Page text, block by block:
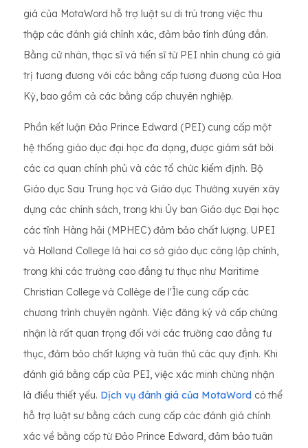
giá của MotaWord hỗ trợ luật sư di trú trong việc thu
thập các đánh giá chính xác, đảm bảo tính đúng đắn.
Bằng cử nhân, thạc sĩ và tiến sĩ từ PEI nhìn chung có giá
trị tương đương với các bằng cấp tương đương của Hoa
Kỳ, bao gồm cả các bằng cấp chuyên nghiệp.
Phần kết luận Đảo Prince Edward (PEI) cung cấp một
hệ thống giáo dục đại học đa dạng, được giám sát bởi
các cơ quan chính phủ và các tổ chức kiểm định. Bộ
Giáo dục Sau Trung học và Giáo dục Thường xuyên xây
dựng các chính sách, trong khi Ủy ban Giáo dục Đại học
các tỉnh Hàng hải (MPHEC) đảm bảo chất lượng. UPEI
và Holland College là hai cơ sở giáo dục công lập chính,
trong khi các trường cao đẳng tư thục như Maritime
Christian College và Collège de l'Île cung cấp các
chương trình chuyên ngành. Việc đăng ký và cấp chứng
nhận là rất quan trọng đối với các trường cao đẳng tư
thục, đảm bảo chất lượng và tuân thủ các quy định. Khi
đánh giá bằng cấp của PEI, việc xác minh chứng nhận
là điều thiết yếu. Dịch vụ đánh giá của MotaWord có thể
hỗ trợ luật sư bằng cách cung cấp các đánh giá chính
xác về bằng cấp từ Đảo Prince Edward, đảm bảo tuân